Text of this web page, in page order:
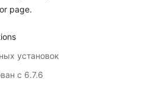
page.
установок
с 6.7.6